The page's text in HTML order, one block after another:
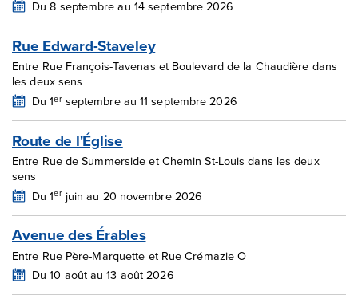
Du 8 septembre au 14 septembre 2026
Rue Edward-Staveley
Entre Rue François-Tavenas et Boulevard de la Chaudière dans
les deux sens
Du 1erseptembre au 11 septembre 2026
Route de l'Église
Entre Rue de Summerside et Chemin St-Louis dans les deux
sens
Du 1erjuin au 20 novembre 2026
Avenue des Érables
Entre Rue Père-Marquette et Rue Crémazie O
Du 10 août au 13 août 2026